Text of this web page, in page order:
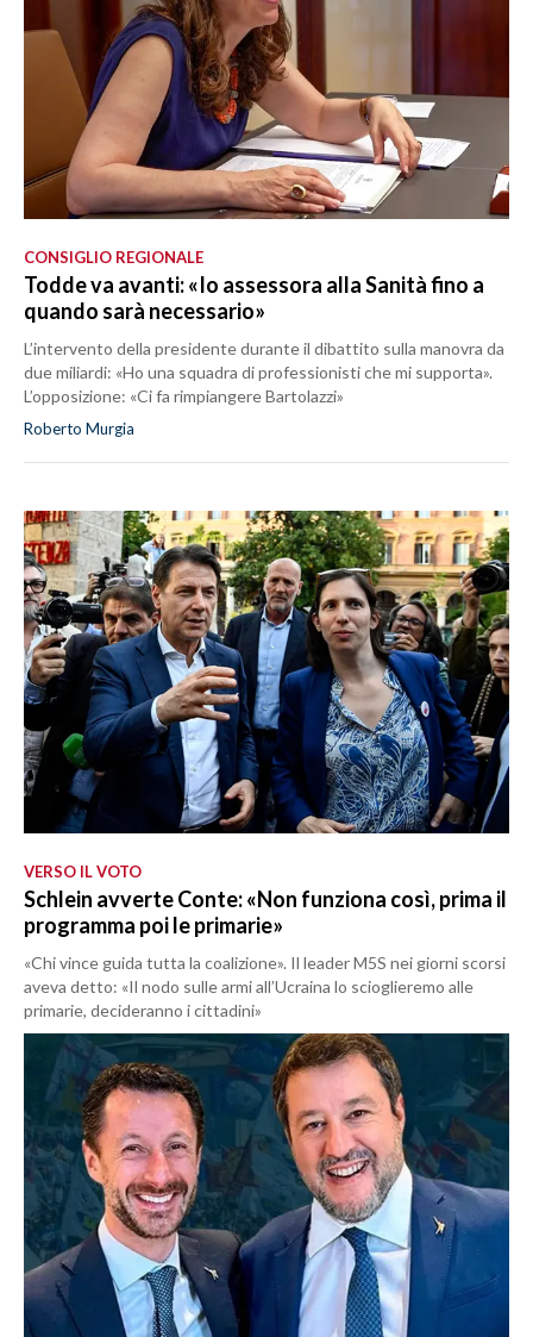
CONSIGLIO REGIONALE
Todde va avanti: «Io assessora alla Sanità fino a
quando sarà necessario»
L’intervento della presidente durante il dibattito sulla manovra da
due miliardi: «Ho una squadra di professionisti che mi supporta».
L’opposizione: «Ci fa rimpiangere Bartolazzi»
Roberto Murgia
VERSO IL VOTO
Schlein avverte Conte: «Non funziona così, prima il
programma poi le primarie»
«Chi vince guida tutta la coalizione». Il leader M5S nei giorni scorsi
aveva detto: «Il nodo sulle armi all’Ucraina lo scioglieremo alle
primarie, decideranno i cittadini»